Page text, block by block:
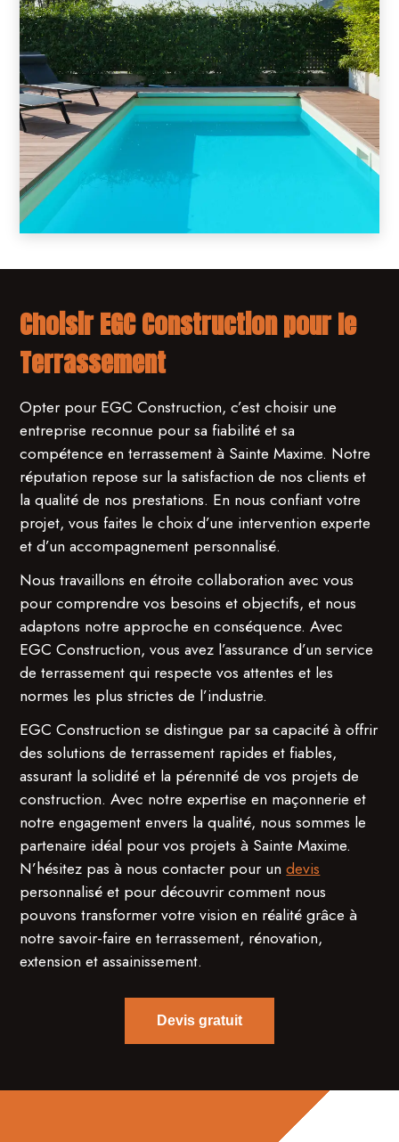
Choisir EGC Construction pour le
Terrassement
Opter pour EGC Construction, c’est choisir une
entreprise reconnue pour sa fiabilité et sa
compétence en terrassement à Sainte Maxime. Notre
réputation repose sur la satisfaction de nos clients et
la qualité de nos prestations. En nous confiant votre
projet, vous faites le choix d’une intervention experte
et d’un accompagnement personnalisé.
Nous travaillons en étroite collaboration avec vous
pour comprendre vos besoins et objectifs, et nous
adaptons notre approche en conséquence. Avec
EGC Construction, vous avez l’assurance d’un service
de terrassement qui respecte vos attentes et les
normes les plus strictes de l’industrie.
EGC Construction se distingue par sa capacité à offrir
des solutions de terrassement rapides et fiables,
assurant la solidité et la pérennité de vos projets de
construction. Avec notre expertise en maçonnerie et
notre engagement envers la qualité, nous sommes le
partenaire idéal pour vos projets à Sainte Maxime.
N’hésitez pas à nous contacter pour undevis
personnalisé et pour découvrir comment nous
pouvons transformer votre vision en réalité grâce à
notre savoir-faire en terrassement, rénovation,
extension et assainissement.
Devis gratuit